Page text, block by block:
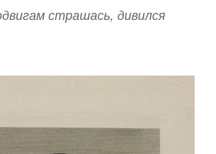
страшась, дивился